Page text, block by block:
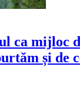
ca mijloc
și de